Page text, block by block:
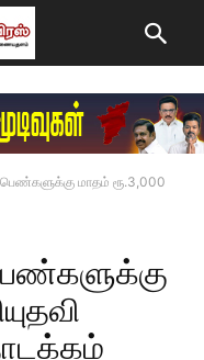
மாதம் ரூ.3,000